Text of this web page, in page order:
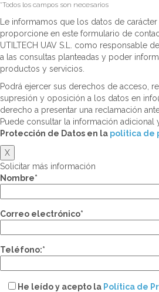
*Todos los campos son necesarios
Le informamos que los datos de
proporcione en este formulario de
UTILTECH UAV S.L. como responsable
a las consultas planteadas y poder
productos y servicios.
Podrá ejercer sus derechos de acceso,
supresión y oposición a los datos en
derecho a presentar una reclamación
Puede consultar la información adicional
Protección de Datos en la politica de
X
Solicitar más información
Nombre*
Correo electrónico*
Teléfono:*
He leído y acepto la Política de